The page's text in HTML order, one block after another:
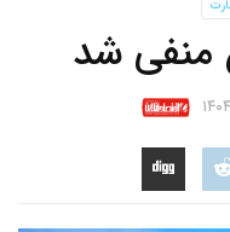
منفی شد